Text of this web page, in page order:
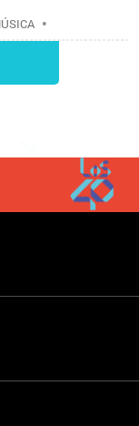
•